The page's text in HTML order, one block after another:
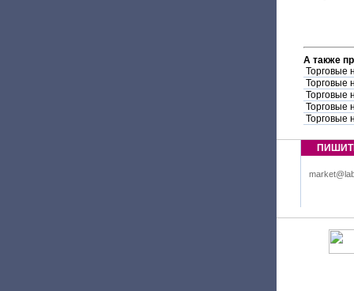
А также
Торговые
Торговые
Торговые
Торговые
Торговые